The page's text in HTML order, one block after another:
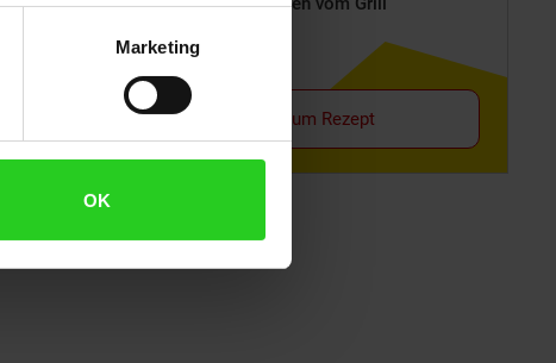
Marketing
OK
Zum Rezept